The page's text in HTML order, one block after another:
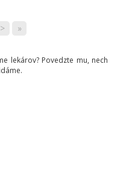
> »
lekárov? Povedzte mu, nech